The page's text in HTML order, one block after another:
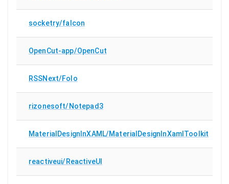
socketry/falcon
OpenCut-app/OpenCut
RSSNext/Folo
rizonesoft/Notepad3
MaterialDesignInXAML/MaterialDesignInXamlToolkit
reactiveui/ReactiveUI